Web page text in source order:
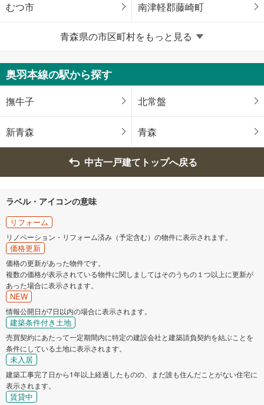
むつ市 南津軽郡藤崎町
北津軽郡鶴田町 上北郡おいらせ町
三戸郡三戸町
青森県の市区町村をもっと見る
奥羽本線の駅から探す
撫牛子 北常盤
新青森 青森
中古一戸建てトップへ戻る
ラベル・アイコンの意味
リフォーム
リノベーション・リフォーム済み（予定含む）の物件に表示されます。
価格更新
価格の更新があった物件です。
複数の価格が表示されている物件に関しましてはそのうちの１つ以上に更新が
あった場合に表示されます。
NEW
情報公開日が7日以内の場合に表示されます。
建築条件付き土地
売買契約にあたって一定期間内に特定の建設会社と建築請負契約を結ぶことを
条件にしている土地に表示されます。
未入居
建築工事完了日から1年以上経過したものの、まだ誰も住んだことがない住宅に
表示されます。
賃貸中